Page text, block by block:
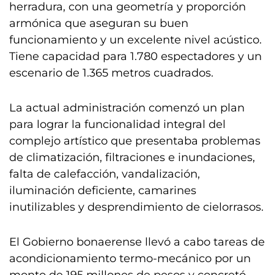
herradura, con una geometría y proporción
armónica que aseguran su buen
funcionamiento y un excelente nivel acústico.
Tiene capacidad para 1.780 espectadores y un
escenario de 1.365 metros cuadrados.
La actual administración comenzó un plan
para lograr la funcionalidad integral del
complejo artístico que presentaba problemas
de climatización, filtraciones e inundaciones,
falta de calefacción, vandalización,
iluminación deficiente, camarines
inutilizables y desprendimiento de cielorrasos.
El Gobierno bonaerense llevó a cabo tareas de
acondicionamiento termo-mecánico por un